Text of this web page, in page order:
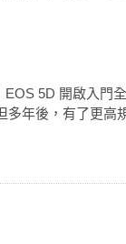
5D 開啟入門
年後，有了更高